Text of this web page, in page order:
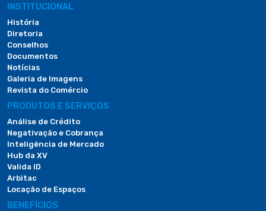
INSTITUCIONAL
História
Diretoria
Conselhos
Documentos
Notícias
Galeria de Imagens
Revista do Comércio
PRODUTOS E SERVIÇOS
Análise de Crédito
Negativação e Cobrança
Inteligência de Mercado
Hub da XV
Valida ID
Arbitac
Locação de Espaços
BENEFÍCIOS